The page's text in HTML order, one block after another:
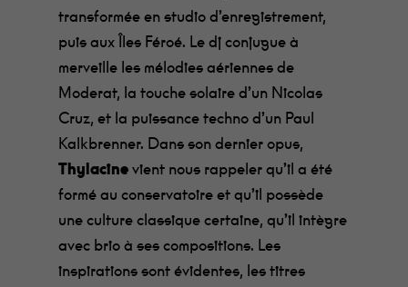
transformée en studio d’enregistrement,
puis aux Îles Féroé. Le dj conjugue à
merveille les mélodies aériennes de
Moderat, la touche solaire d’un Nicolas
Cruz, et la puissance techno d’un Paul
Kalkbrenner. Dans son dernier opus,
Thylacine vient nous rappeler qu’il a été
formé au conservatoire et qu’il possède
une culture classique certaine, qu’il intègre
avec brio à ses compositions. Les
inspirations sont évidentes, les titres